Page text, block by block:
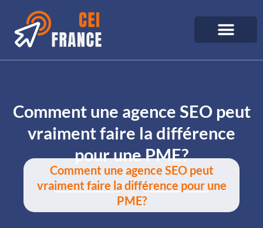
Comment une agence SEO peut
vraiment faire la différence
pour une PME?
Comment une agence SEO peut
vraiment faire la différence pour une
PME?